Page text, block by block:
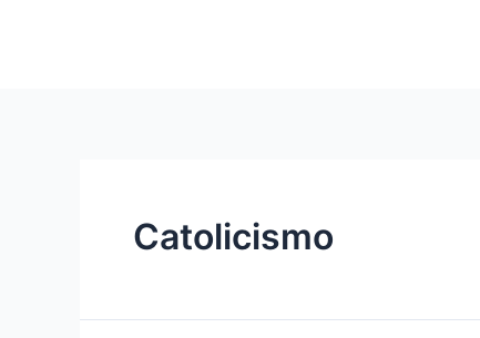
Catolicismo